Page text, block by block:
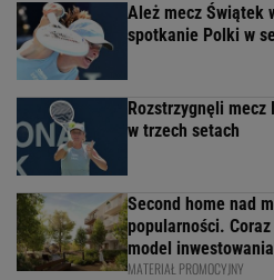
Ależ mecz Świątek
spotkanie Polki w
Rozstrzygnęli
w trzech setach
Second home nad
popularności.
model inwestowania
MATERIAŁ PROMOCYJNY